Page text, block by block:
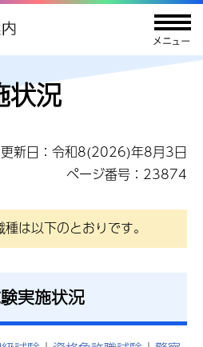
状況
更新日：令和8(2026)年8月3日
ページ番号：23874
は以下のとおりです。
実施状況